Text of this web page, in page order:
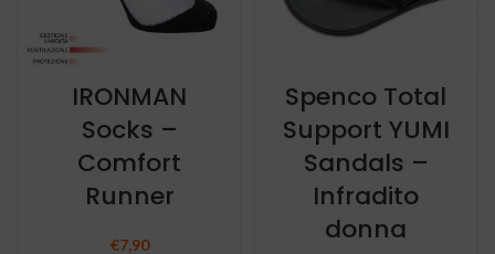
IRONMAN
Socks –
Comfort
Runner
€7,90
Spenco Total
Support YUMI
Sandals –
Infradito
donna